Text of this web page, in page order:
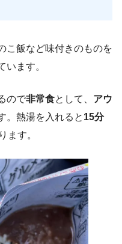
こ飯など味付きのものを
います。
ので非常食として、 アウ
。熱湯を入れると 15分
ます。